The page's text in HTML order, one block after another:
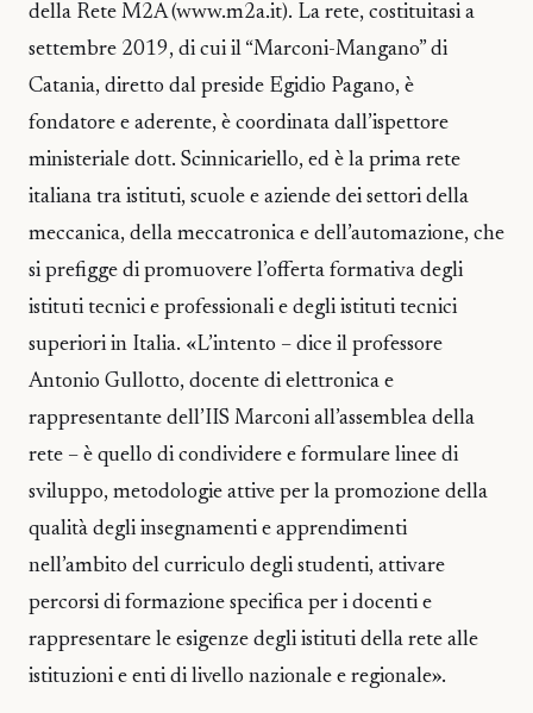
della Rete M2A (www.m2a.it). La rete, costituitasi a
settembre 2019, di cui il “Marconi-Mangano” di
Catania, diretto dal preside Egidio Pagano, è
fondatore e aderente, è coordinata dall’ispettore
ministeriale dott. Scinnicariello, ed è la prima rete
italiana tra istituti, scuole e aziende dei settori della
meccanica, della meccatronica e dell’automazione, che
si prefigge di promuovere l’offerta formativa degli
istituti tecnici e professionali e degli istituti tecnici
superiori in Italia. «L’intento – dice il professore
Antonio Gullotto, docente di elettronica e
rappresentante dell’IIS Marconi all’assemblea della
rete – è quello di condividere e formulare linee di
sviluppo, metodologie attive per la promozione della
qualità degli insegnamenti e apprendimenti
nell’ambito del curriculo degli studenti, attivare
percorsi di formazione specifica per i docenti e
rappresentare le esigenze degli istituti della rete alle
istituzioni e enti di livello nazionale e regionale».